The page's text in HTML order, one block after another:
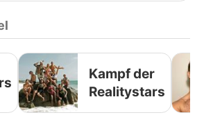
Kampf der
Realitystars